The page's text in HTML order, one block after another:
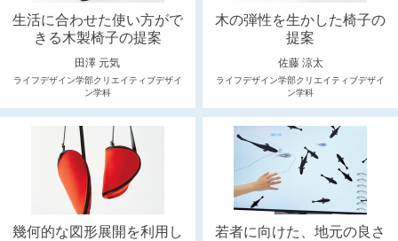
生活に合わせた使い方がで
きる木製椅子の提案
田澤 元気
ライフデザイン学部クリエイティブデザイ
ン学科
木の弾性を生かした椅子の
提案
佐藤 涼太
ライフデザイン学部クリエイティブデザイ
ン学科
幾何的な図形展開を利用し
若者に向けた、地元の良さ